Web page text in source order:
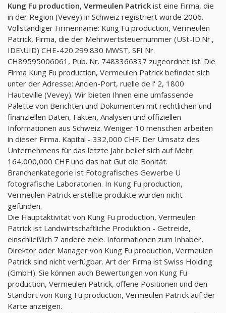
Kung Fu production, Vermeulen Patrick ist eine Firma, die
in der Region (Vevey) in Schweiz registriert wurde 2006.
Vollständiger Firmenname: Kung Fu production, Vermeulen
Patrick, Firma, die der Mehrwertsteuernummer (USt-ID.Nr.,
IDE\UID) CHE-420.299.830 MWST, SFI Nr.
CH89595006061, Pub. Nr. 7483366337 zugeordnet ist. Die
Firma Kung Fu production, Vermeulen Patrick befindet sich
unter der Adresse: Ancien-Port, ruelle de l' 2, 1800
Hauteville (Vevey). Wir bieten Ihnen eine umfassende
Palette von Berichten und Dokumenten mit rechtlichen und
finanziellen Daten, Fakten, Analysen und offiziellen
Informationen aus Schweiz. Weniger 10 menschen arbeiten
in dieser Firma. Kapital - 332,000 CHF. Der Umsatz des
Unternehmens für das letzte Jahr belief sich auf Mehr
164,000,000 CHF und das hat Gut die Bonität.
Branchenkategorie ist Fotografisches Gewerbe U
fotografische Laboratorien. In Kung Fu production,
Vermeulen Patrick erstellte produkte wurden nicht
gefunden.
Die Hauptaktivität von Kung Fu production, Vermeulen
Patrick ist Landwirtschaftliche Produktion - Getreide,
einschließlich 7 andere ziele. Informationen zum Inhaber,
Direktor oder Manager von Kung Fu production, Vermeulen
Patrick sind nicht verfügbar. Art der Firma ist Swiss Holding
(GmbH). Sie können auch Bewertungen von Kung Fu
production, Vermeulen Patrick, offene Positionen und den
Standort von Kung Fu production, Vermeulen Patrick auf der
Karte anzeigen.